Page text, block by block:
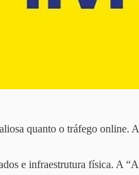
quanto o tráfego online.
e infraestrutura física. A